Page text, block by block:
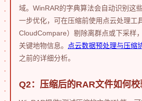
域。WinRAR的字典算法会自动识别这
一步优化，可在压缩前使用点云处理工
CloudCompare）剔除离群点或下采样
关键地物信息。
点云数据预处理与压缩
之前的详细分析。
Q2：压缩后的RAR文件如何校